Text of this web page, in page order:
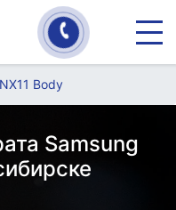
NX11 Body
Samsung